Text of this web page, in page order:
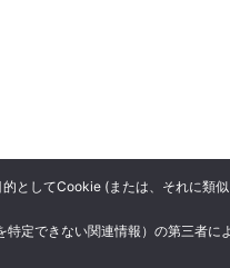
としてCookie (または、それに
定できない関連情報）の第三者